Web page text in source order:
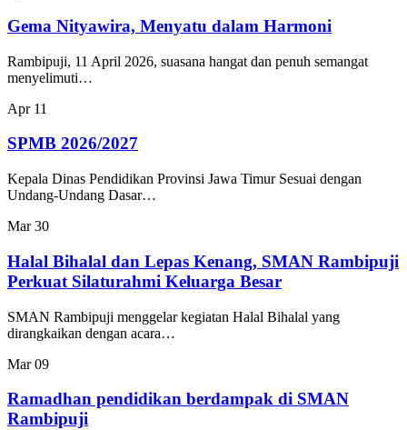
Gema Nityawira, Menyatu dalam Harmoni
Rambipuji, 11 April 2026, suasana hangat dan penuh semangat
menyelimuti…
Apr 11
SPMB 2026/2027
Kepala Dinas Pendidikan Provinsi Jawa Timur Sesuai dengan
Undang-Undang Dasar…
Mar 30
Halal Bihalal dan Lepas Kenang, SMAN Rambipuji
Perkuat Silaturahmi Keluarga Besar
SMAN Rambipuji menggelar kegiatan Halal Bihalal yang
dirangkaikan dengan acara…
Mar 09
Ramadhan pendidikan berdampak di SMAN
Rambipuji